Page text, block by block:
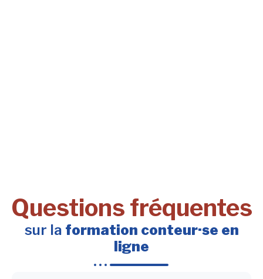
Questions fréquentes
sur la formation conteur·se en
ligne